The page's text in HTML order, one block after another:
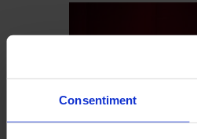
Consentiment